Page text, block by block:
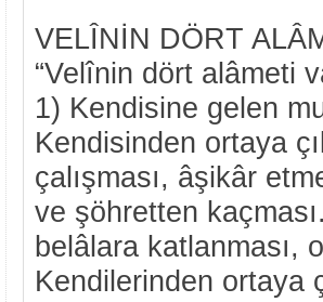
VELÎNİN DÖRT
“Velînin dört alâmeti
1) Kendisine gelen
Kendisinden ortaya
çalışması, âşikâr
ve şöhretten
belâlara katlanması,
Kendilerinden ortaya